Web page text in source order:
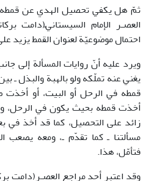
ثمّ هل يكفي تحصيل الهدي عن قمطه
العصـر الإمام السيستانيّ(دامت
احتمال موضوعيّة لعنوان القمط يزيد
ويرد عليه أنّ روايات المسألة إلى
يغني عنه تملّكه ولو بالهبة والبذل ـ
قمطه في الرحل أو البيت، أو أخذت
أخذت قمطه بحيث يكون في الرحل،
زائد على التحصيل، كما قد أخذ في
مسألتنا ـ كما تقدّم ـ، ومعه يصعب
فتأمّل، هذا.
وقد اعتبر أحد مراجع العصـر(دامت